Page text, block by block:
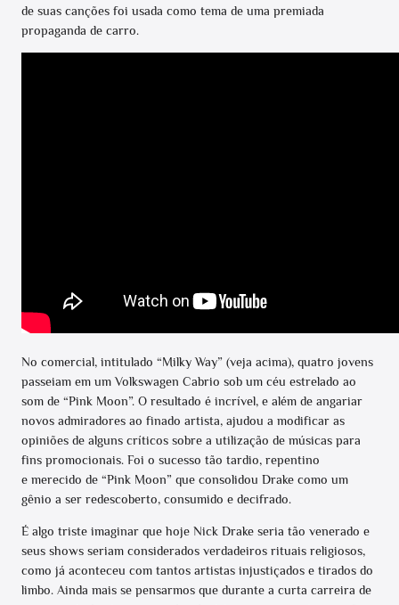
de suas canções foi usada como tema de uma premiada
propaganda de carro.
No comercial, intitulado “Milky Way” (veja acima), quatro jovens
passeiam em um Volkswagen Cabrio sob um céu estrelado ao
som de “Pink Moon”. O resultado é incrível, e além de angariar
novos admiradores ao finado artista, ajudou a modificar as
opiniões de alguns críticos sobre a utilização de músicas para
fins promocionais. Foi o sucesso tão tardio, repentino
e merecido de “Pink Moon” que consolidou Drake como um
gênio a ser redescoberto, consumido e decifrado.
É algo triste imaginar que hoje Nick Drake seria tão venerado e
seus shows seriam considerados verdadeiros rituais religiosos,
como já aconteceu com tantos artistas injustiçados e tirados do
limbo. Ainda mais se pensarmos que durante a curta carreira de